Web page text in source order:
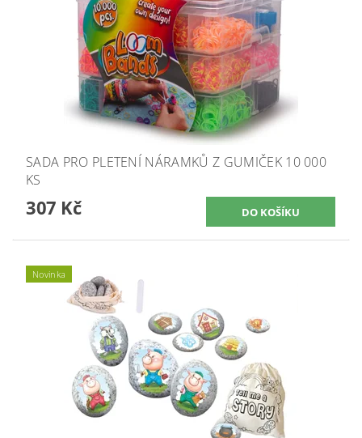
SADA PRO PLETENÍ NÁRAMKŮ Z GUMIČEK 10 000
KS
307 Kč
Novinka